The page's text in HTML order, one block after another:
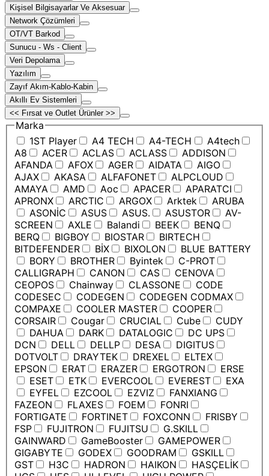
Kişisel Bilgisayarlar Ve Aksesuar
Network Çözümleri
OT/VT Barkod
Sunucu - Ws - Client
Veri Depolama
Yazılım
Zayıf Akım-Kablo-Kabin
Akıllı Ev Sistemleri
<< Fırsat ve Outlet Ürünler >>
Marka
1ST Player
A4 TECH A4-TECH
A4tech
A8
ACER ACLAS ACLASS
ADDISON
AFANDA
AFOX AGER AIDATA
AIGO
AJAX
AKASA ALFAFONET
ALPCLOUD
AMAYA
AMD Aoc APACER
APARATCI
APRONX
ARCTIC ARGOX Arktek
ARUBA
ASONİC
ASUS ASUS. ASUSTOR
AV-
SCREEN
AXLE Balandi BEEK
BENQ
BERQ
BIGBOY BIOSTAR
BIRTECH
BITDEFENDER
BİX BIXOLON
BLUE BATTERY
BORY
BROTHER Byintek
C-PROT
CALLIGRAPH
CANON CAS
CENOVA
CEOPOS
Chainway CLASSONE
CODE
CODESEC
CODEGEN
CODEGEN CODMAX
COMPAXE
COOLER MASTER
COOPER
CORSAIR
Cougar CRUCIAL Cube
CUDY
DAHUA
DARK DATALOGIC
DC UPS
DCN
DELL DELLP DESA
DIGITUS
DOTVOLT
DRAYTEK DREXEL
ELTEX
EPSON
ERAT ERAZER ERGOTRON
ERSE
ESET
ETK EVERCOOL EVEREST
EXA
EYFEL
EZCOOL EZVIZ
FANXIANG
FAZEON
FLAXES FOEM
FONRI
FORTIGATE
FORTINET FOXCONN
FRISBY
FSP
FUJITRON FUJITSU
G.SKILL
GAINWARD
GameBooster
GAMEPOWER
GIGABYTE
GODEX GOODRAM
GSKILL
GST
H3C HADRON HAIKON
HASÇELİK